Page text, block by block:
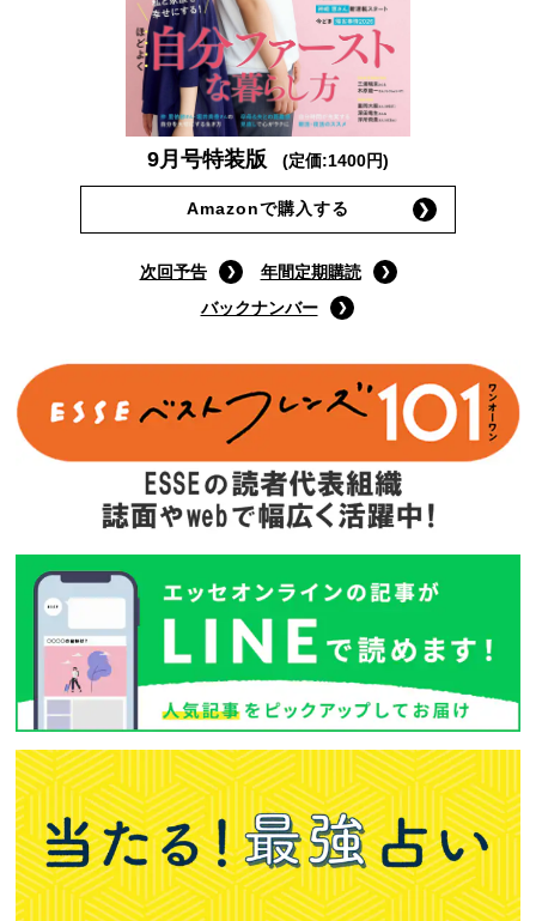
9月号特装版 (定価:1400円)
Amazonで購入する
次回予告
年間定期購読
バックナンバー